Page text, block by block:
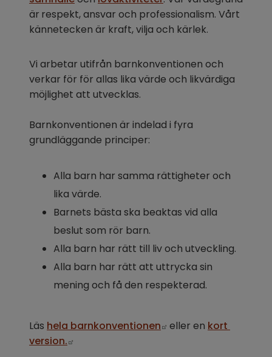
är respekt, ansvar och professionalism. Vårt
kännetecken är kraft, vilja och kärlek.
Vi arbetar utifrån barnkonventionen och
verkar för för allas lika värde och likvärdiga
möjlighet att utvecklas.
Barnkonventionen är indelad i fyra
grundläggande principer:
Alla barn har samma rättigheter och
lika värde.
Barnets bästa ska beaktas vid alla
beslut som rör barn.
Alla barn har rätt till liv och utveckling.
Alla barn har rätt att uttrycka sin
mening och få den respekterad.
Läs hela barnkonventionen Länk till annan
eller en kort
version.